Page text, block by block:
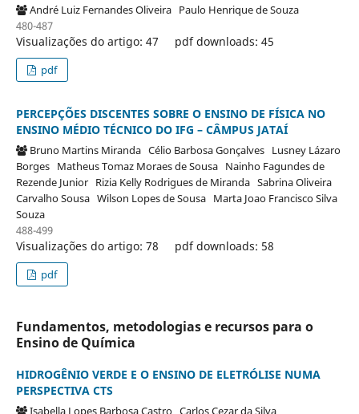
André Luiz Fernandes Oliveira Paulo Henrique de Souza
480-487
Visualizações do artigo: 47 pdf downloads: 45
pdf
PERCEPÇÕES DISCENTES SOBRE O ENSINO DE FÍSICA NO
ENSINO MÉDIO TÉCNICO DO IFG – CÂMPUS JATAÍ
Bruno Martins Miranda Célio Barbosa Gonçalves Lusney Lázaro
Borges Matheus Tomaz Moraes de Sousa Nainho Fagundes de
Rezende Junior Rizia Kelly Rodrigues de Miranda Sabrina Oliveira
Carvalho Sousa Wilson Lopes de Sousa Marta Joao Francisco Silva
Souza
488-499
Visualizações do artigo: 78 pdf downloads: 58
pdf
Fundamentos, metodologias e recursos para o
Ensino de Química
HIDROGÊNIO VERDE E O ENSINO DE ELETRÓLISE NUMA
PERSPECTIVA CTS
Isabella Lopes Barbosa Castro Carlos Cezar da Silva